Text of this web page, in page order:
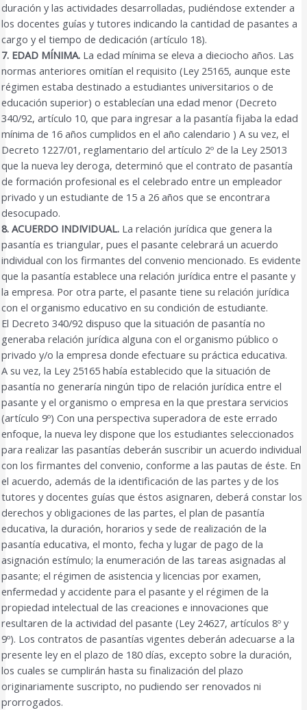
duración y las actividades desarrolladas, pudiéndose extender a
los docentes guías y tutores indicando la cantidad de pasantes a
cargo y el tiempo de dedicación (artículo 18).
7. EDAD MÍNIMA. La edad mínima se eleva a dieciocho años. Las
normas anteriores omitían el requisito (Ley 25165, aunque este
régimen estaba destinado a estudiantes universitarios o de
educación superior) o establecían una edad menor (Decreto
340/92, artículo 10, que para ingresar a la pasantía fijaba la edad
mínima de 16 años cumplidos en el año calendario ) A su vez, el
Decreto 1227/01, reglamentario del artículo 2º de la Ley 25013
que la nueva ley deroga, determinó que el contrato de pasantía
de formación profesional es el celebrado entre un empleador
privado y un estudiante de 15 a 26 años que se encontrara
desocupado.
8. ACUERDO INDIVIDUAL. La relación jurídica que genera la
pasantía es triangular, pues el pasante celebrará un acuerdo
individual con los firmantes del convenio mencionado. Es evidente
que la pasantía establece una relación jurídica entre el pasante y
la empresa. Por otra parte, el pasante tiene su relación jurídica
con el organismo educativo en su condición de estudiante.
El Decreto 340/92 dispuso que la situación de pasantía no
generaba relación jurídica alguna con el organismo público o
privado y/o la empresa donde efectuare su práctica educativa.
A su vez, la Ley 25165 había establecido que la situación de
pasantía no generaría ningún tipo de relación jurídica entre el
pasante y el organismo o empresa en la que prestara servicios
(artículo 9º) Con una perspectiva superadora de este errado
enfoque, la nueva ley dispone que los estudiantes seleccionados
para realizar las pasantías deberán suscribir un acuerdo individual
con los firmantes del convenio, conforme a las pautas de éste. En
el acuerdo, además de la identificación de las partes y de los
tutores y docentes guías que éstos asignaren, deberá constar los
derechos y obligaciones de las partes, el plan de pasantía
educativa, la duración, horarios y sede de realización de la
pasantía educativa, el monto, fecha y lugar de pago de la
asignación estímulo; la enumeración de las tareas asignadas al
pasante; el régimen de asistencia y licencias por examen,
enfermedad y accidente para el pasante y el régimen de la
propiedad intelectual de las creaciones e innovaciones que
resultaren de la actividad del pasante (Ley 24627, artículos 8º y
9º). Los contratos de pasantías vigentes deberán adecuarse a la
presente ley en el plazo de 180 días, excepto sobre la duración,
los cuales se cumplirán hasta su finalización del plazo
originariamente suscripto, no pudiendo ser renovados ni
prorrogados.